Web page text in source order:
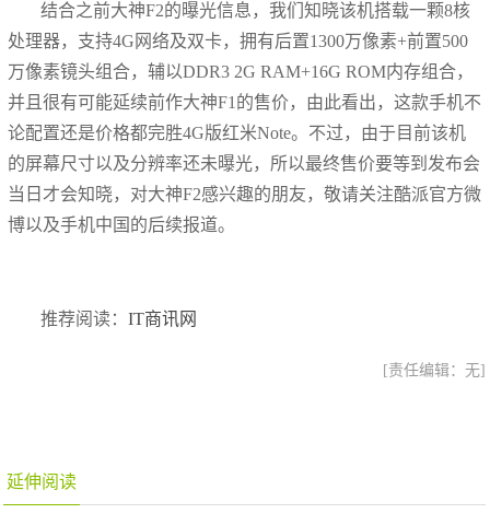
结合之前大神F2的曝光信息，我们知晓该机搭载一颗8核
处理器，支持4G网络及双卡，拥有后置1300万像素+前置500
万像素镜头组合，辅以DDR3 2G RAM+16G ROM内存组合，
并且很有可能延续前作大神F1的售价，由此看出，这款手机不
论配置还是价格都完胜4G版红米Note。不过，由于目前该机
的屏幕尺寸以及分辨率还未曝光，所以最终售价要等到发布会
当日才会知晓，对大神F2感兴趣的朋友，敬请关注酷派官方微
博以及手机中国的后续报道。
推荐阅读：IT商讯网
[责任编辑：无]
延伸阅读